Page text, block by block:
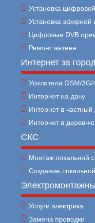
Установка
Установка эфирной
Цифровые DVB
Ремонт антенн
Интернет за
Усилители GSM/3G/
Интернет на дачу
Интернет в частный
Интернет в деревню
СКС
Монтаж локальной
Создание
Услуги электрика
Замена проводки